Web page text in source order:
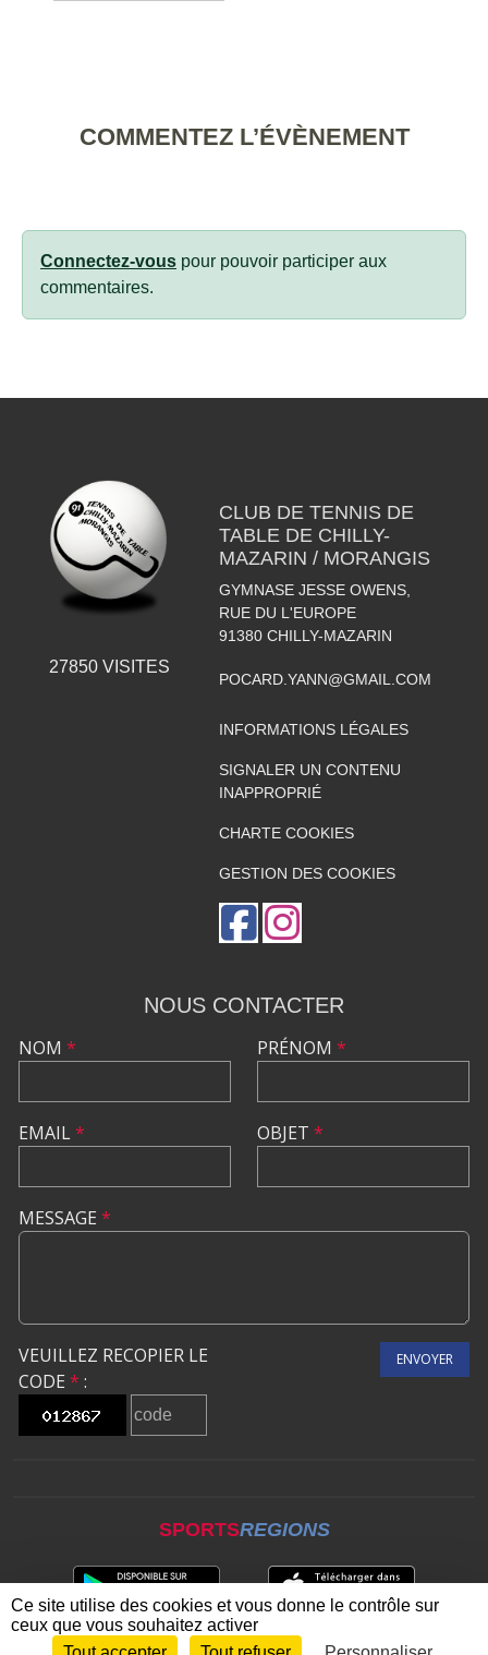
COMMENTEZ L’ÉVÈNEMENT
Connectez-vous pour pouvoir participer aux
commentaires.
27850VISITES
CLUB DE TENNIS DE
TABLE DE CHILLY-
MAZARIN / MORANGIS
GYMNASE JESSE OWENS,
RUE DU L'EUROPE
91380 CHILLY-MAZARIN
POCARD.YANN@GMAIL.COM
INFORMATIONS LÉGALES
SIGNALER UN CONTENU
INAPPROPRIÉ
CHARTE COOKIES
GESTION DES COOKIES
NOUS CONTACTER
NOM *
EMAIL*
PRÉNOM *
OBJET *
MESSAGE *
VEUILLEZ RECOPIER LE
CODE * :
ENVOYER
SPORTSREGIONS
Ce site utilise des cookies et vous donne le contrôle sur
ceux que vous souhaitez activer